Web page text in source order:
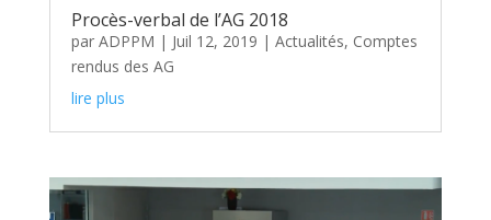
Procès-verbal de l’AG 2018
par ADPPM | Juil 12, 2019 | Actualités, Comptes
rendus des AG
lire plus